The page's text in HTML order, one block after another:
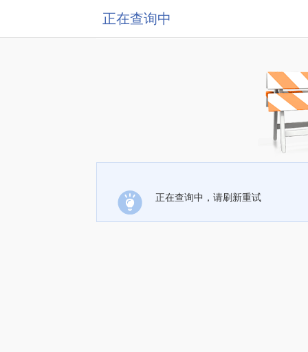
正在查询中
正在查询中，请刷新重试